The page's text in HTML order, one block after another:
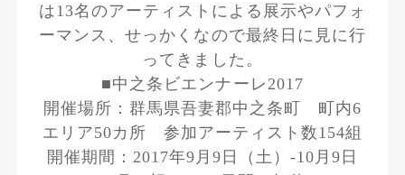
は13名のアーティストによる展示やパフォ
ーマンス、せっかくなので最終日に見に行
ってきました。
■中之条ビエンナーレ2017
開催場所：群馬県吾妻郡中之条町 町内6
エリア50カ所 参加アーティスト数154組
開催期間：2017年9月9日（土）‐10月9日